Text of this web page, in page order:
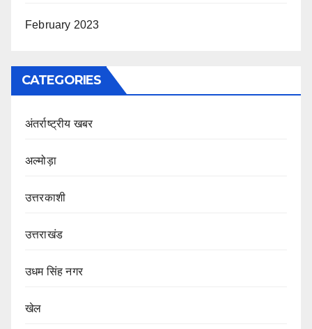
February 2023
CATEGORIES
अंतर्राष्ट्रीय खबर
अल्मोड़ा
उत्तरकाशी
उत्तराखंड
उधम सिंह नगर
खेल